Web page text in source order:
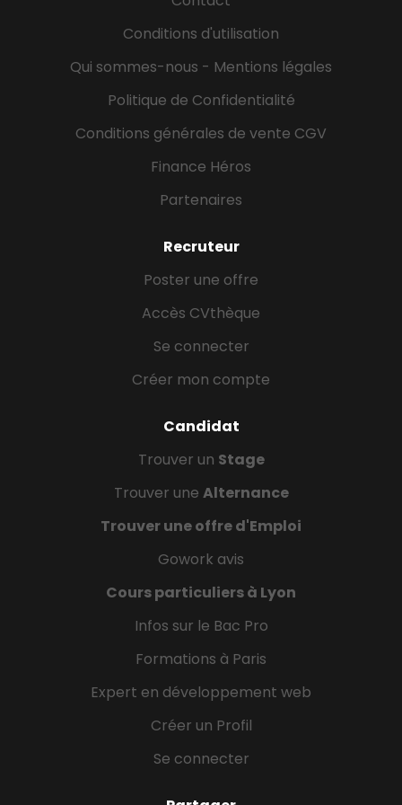
une formation Bac+2 à Bac+5 (diplôme validé ou
en cours de...
Conditions d'utilisation
Qui sommes-nous - Mentions légales
Politique de Confidentialité
Conditions générales de vente CGV
Finance Héros
Partenaires
Recruteur
Poster une offre
Accès CVthèque
Se connecter
Créer mon compte
Candidat
Trouver un Stage
Trouver une Alternance
Trouver une offre d'Emploi
Gowork avis
Cours particuliers à Lyon
Infos sur le Bac Pro
Formations à Paris
Expert en développement web
Créer un Profil
Se connecter